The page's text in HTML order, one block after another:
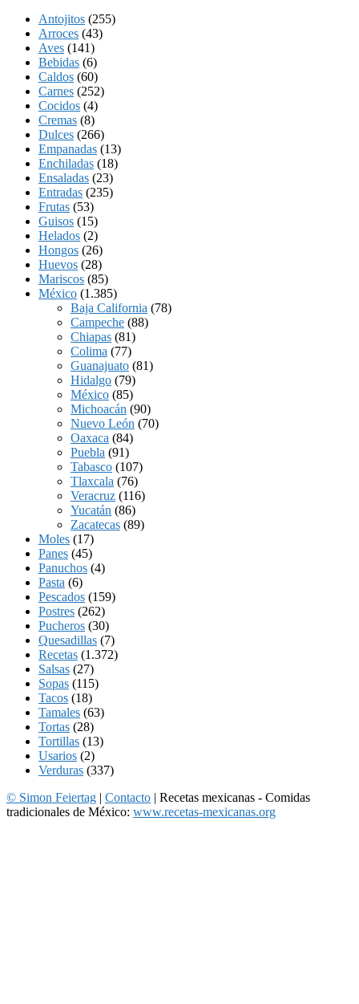
Antojitos (255)
Arroces (43)
Aves (141)
Bebidas (6)
Caldos (60)
Carnes (252)
Cocidos (4)
Cremas (8)
Dulces (266)
Empanadas (13)
Enchiladas (18)
Ensaladas (23)
Entradas (235)
Frutas (53)
Guisos (15)
Helados (2)
Hongos (26)
Huevos (28)
Mariscos (85)
México (1.385)
Baja California (78)
Campeche (88)
Chiapas (81)
Colima (77)
Guanajuato (81)
Hidalgo (79)
México (85)
Michoacán (90)
Nuevo León (70)
Oaxaca (84)
Puebla (91)
Tabasco (107)
Tlaxcala (76)
Veracruz (116)
Yucatán (86)
Zacatecas (89)
Moles (17)
Panes (45)
Panuchos (4)
Pasta (6)
Pescados (159)
Postres (262)
Pucheros (30)
Quesadillas (7)
Recetas (1.372)
Salsas (27)
Sopas (115)
Tacos (18)
Tamales (63)
Tortas (28)
Tortillas (13)
Usarios (2)
Verduras (337)
© Simon Feiertag | Contacto | Recetas mexicanas - Comidas
tradicionales de México: www.recetas-mexicanas.org